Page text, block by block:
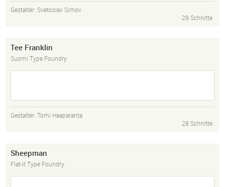
Gestalter: Svetoslav Simov
29 Schnitte
Tee Franklin
Suomi Type Foundry
Gestalter: Tomi Haaparanta
28 Schnitte
Sheepman
Flat-it Type Foundry